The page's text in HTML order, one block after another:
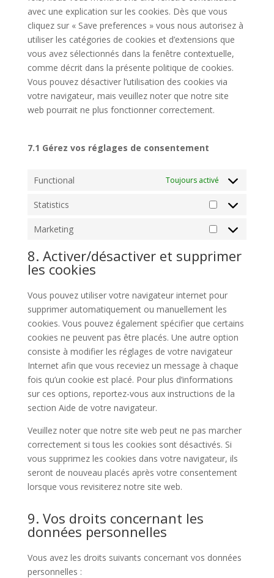
avec une explication sur les cookies. Dès que vous
cliquez sur « Save preferences » vous nous autorisez à
utiliser les catégories de cookies et d’extensions que
vous avez sélectionnés dans la fenêtre contextuelle,
comme décrit dans la présente politique de cookies.
Vous pouvez désactiver l’utilisation des cookies via
votre navigateur, mais veuillez noter que notre site
web pourrait ne plus fonctionner correctement.
7.1 Gérez vos réglages de consentement
Functional Toujours activé
Statistics
Statistics
Marketing
Marketing
8. Activer/désactiver et supprimer
les cookies
Vous pouvez utiliser votre navigateur internet pour
supprimer automatiquement ou manuellement les
cookies. Vous pouvez également spécifier que certains
cookies ne peuvent pas être placés. Une autre option
consiste à modifier les réglages de votre navigateur
Internet afin que vous receviez un message à chaque
fois qu’un cookie est placé. Pour plus d’informations
sur ces options, reportez-vous aux instructions de la
section Aide de votre navigateur.
Veuillez noter que notre site web peut ne pas marcher
correctement si tous les cookies sont désactivés. Si
vous supprimez les cookies dans votre navigateur, ils
seront de nouveau placés après votre consentement
lorsque vous revisiterez notre site web.
9. Vos droits concernant les
données personnelles
Vous avez les droits suivants concernant vos données
personnelles :